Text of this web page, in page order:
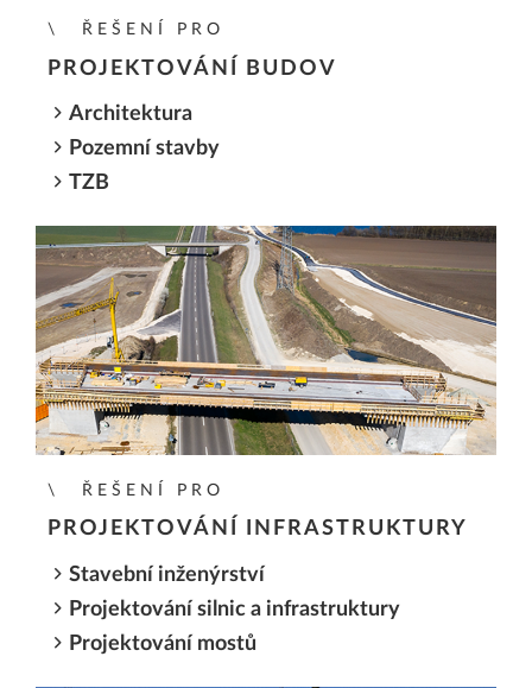
ŘEŠENÍ PRO
PROJEKTOVÁNÍ BUDOV
Architektura
Pozemní stavby
TZB
ŘEŠENÍ PRO
PROJEKTOVÁNÍ INFRASTRUKTURY
Stavební inženýrství
Projektování silnic a infrastruktury
Projektování mostů